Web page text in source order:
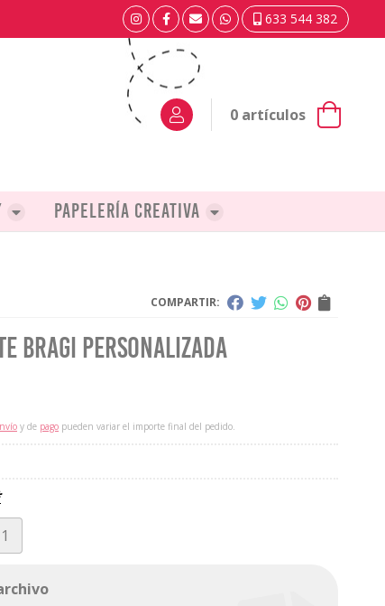
633 544 382
0 artículos
Papelería creativa
COMPARTIR:
bragi personalizada
y de pago pueden variar el importe final del pedido.